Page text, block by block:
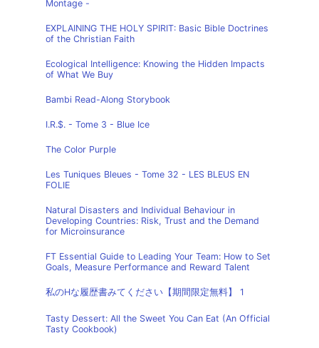
Montage -
EXPLAINING THE HOLY SPIRIT: Basic Bible Doctrines
of the Christian Faith
Ecological Intelligence: Knowing the Hidden Impacts
of What We Buy
Bambi Read-Along Storybook
I.R.$. - Tome 3 - Blue Ice
The Color Purple
Les Tuniques Bleues - Tome 32 - LES BLEUS EN
FOLIE
Natural Disasters and Individual Behaviour in
Developing Countries: Risk, Trust and the Demand
for Microinsurance
FT Essential Guide to Leading Your Team: How to Set
Goals, Measure Performance and Reward Talent
私のHな履歴書みてください【期間限定無料】 1
Tasty Dessert: All the Sweet You Can Eat (An Official
Tasty Cookbook)